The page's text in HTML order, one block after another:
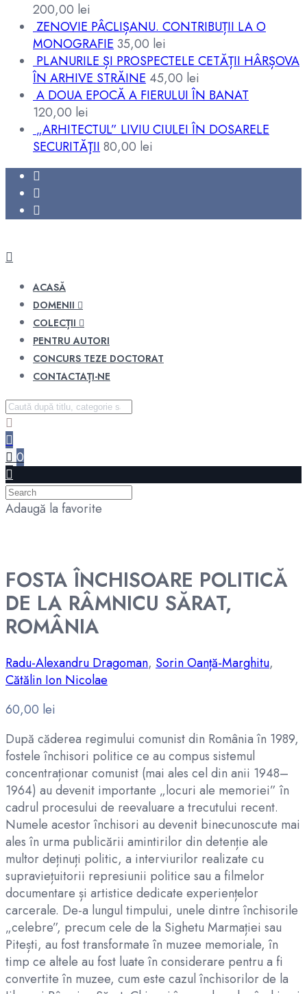
Evaluat la
5.00din 5
200,00 lei
ZENOVIE PÂCLIȘANU. CONTRIBUȚII LA O
MONOGRAFIE35,00 lei
PLANURILE ȘI PROSPECTELE CETĂȚII HÂRȘOVA
ÎN ARHIVE STRĂINE 45,00 lei
A DOUA EPOCĂ A FIERULUI ÎN BANAT
120,00 lei
„ARHITECTUL” LIVIU CIULEI ÎN DOSARELE
SECURITĂŢII80,00 lei
ACASĂ
DOMENII
COLECȚII
PENTRU AUTORI
CONCURS TEZE DOCTORAT
CONTACTAȚI-NE
0
Adaugă la favorite
FOSTA ÎNCHISOARE POLITICĂ
DE LA RÂMNICU SĂRAT,
ROMÂNIA
Radu-Alexandru Dragoman, Sorin Oanță-Marghitu,
Cătălin Ion Nicolae
60,00 lei
După căderea regimului comunist din România în 1989,
fostele închisori politice ce au compus sistemul
concentraționar comunist (mai ales cel din anii 1948–
1964) au devenit importante „locuri ale memoriei” în
cadrul procesului de reevaluare a trecutului recent.
Numele acestor închisori au devenit binecunoscute mai
ales în urma publicării amintirilor din detenție ale
multor deținuți politic, a interviurilor realizate cu
supraviețuitorii represiunii politice sau a filmelor
documentare și artistice dedicate experiențelor
carcerale. De-a lungul timpului, unele dintre închisorile
„celebre”, precum cele de la Sighetu Marmației sau
Pitești, au fost transformate în muzee memoriale, în
timp ce altele au fost luate în considerare pentru a fi
convertite în muzee, cum este cazul închisorilor de la